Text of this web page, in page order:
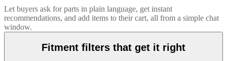
Let buyers ask for parts in plain language, get instant
recommendations, and add items to their cart, all from a simple chat
window.
Fitment filters that get it right